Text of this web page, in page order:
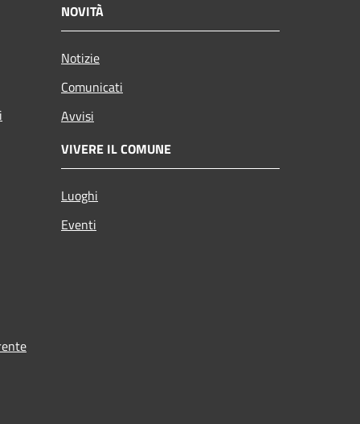
NOVITÀ
Notizie
Comunicati
Avvisi
VIVERE IL COMUNE
Luoghi
Eventi